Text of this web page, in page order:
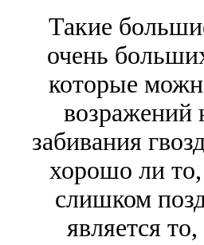
Такие
очень
которые
возражений
забивания
хорошо ли то,
слишком
является